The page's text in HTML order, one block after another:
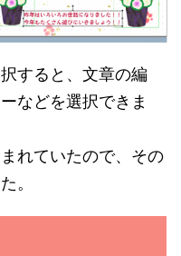
すると、文章の編
などを選択できま
れていたので、その
。